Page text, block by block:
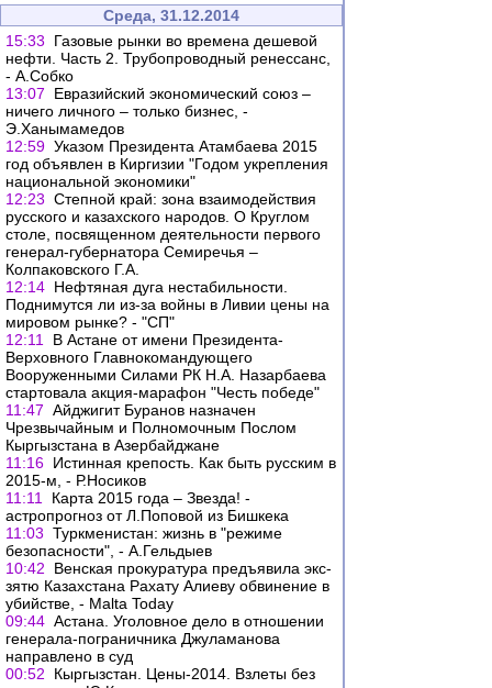
Среда, 31.12.2014
15:33
Газовые рынки во времена дешевой
нефти. Часть 2. Трубопроводный ренессанс,
- А.Собко
13:07
Евразийский экономический союз –
ничего личного – только бизнес, -
Э.Ханымамедов
12:59 Указом Президента Атамбаева 2015
год объявлен в Киргизии "Годом укрепления
национальной экономики"
12:23 Степной край: зона взаимодействия
русского и казахского народов. О Круглом
столе, посвященном деятельности первого
генерал-губернатора Семиречья –
Колпаковского Г.А.
12:14 Нефтяная дуга нестабильности.
Поднимутся ли из-за войны в Ливии цены на
мировом рынке? - "СП"
12:11
В Астане от имени Президента-
Верховного Главнокомандующего
Вооруженными Силами РК Н.А. Назарбаева
стартовала акция-марафон "Честь победе"
11:47 Айджигит Буранов назначен
Чрезвычайным и Полномочным Послом
Кыргызстана в Азербайджане
11:16 Истинная крепость. Как быть русским в
2015-м, - Р.Носиков
11:11
Карта 2015 года – Звезда! -
астропрогноз от Л.Поповой из Бишкека
11:03 Туркменистан: жизнь в "режиме
безопасности", - А.Гельдыев
10:42
Венская прокуратура предъявила экс-
зятю Казахстана Рахату Алиеву обвинение в
убийстве, - Malta Today
09:44 Астана. Уголовное дело в отношении
генерала-пограничника Джуламанова
направлено в суд
00:52
Кыргызстан. Цены-2014. Взлеты без